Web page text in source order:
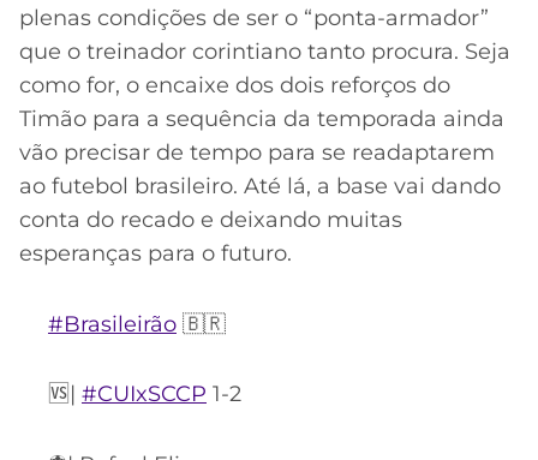
plenas condições de ser o “ponta-armador”
que o treinador corintiano tanto procura. Seja
como for, o encaixe dos dois reforços do
Timão para a sequência da temporada ainda
vão precisar de tempo para se readaptarem
ao futebol brasileiro. Até lá, a base vai dando
conta do recado e deixando muitas
esperanças para o futuro.
#Brasileirão 🇧🇷
🆚| #CUIxSCCP 1-2